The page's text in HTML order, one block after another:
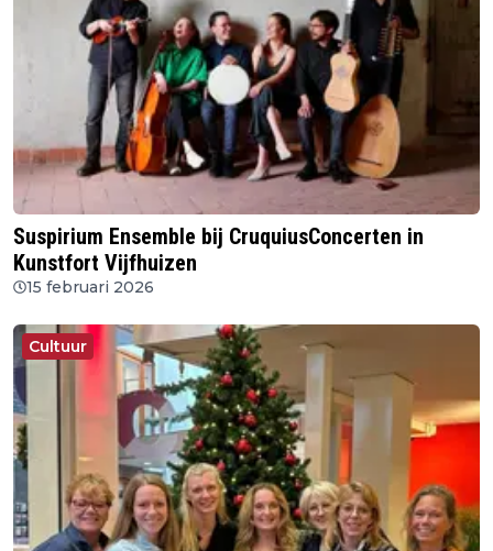
Suspirium Ensemble bij CruquiusConcerten in
Kunstfort Vijfhuizen
15 februari 2026
Cultuur